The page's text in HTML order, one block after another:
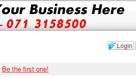
Login
Be the first one!